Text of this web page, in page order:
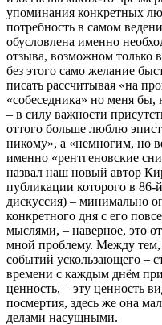
упоминания конкретных
потребность в самом
обусловлена именно
отзыва, возможном только
без этого само желание
писать рассчитывая «на
«собеседника» но меня бы,
– в силу важности
оттого больше люблю
никому», а «немногим, но
именно «рентгеновские
назвал наш новый автор
публикации которого в 86-
дискуссия) – минимально
конкретного дня с его
мыслями, – наверное, это
мной проблему. Между
событий ускользающего –
времени с каждым днём
ценность, – эту ценность
посмертия, здесь же она
делами насущными.